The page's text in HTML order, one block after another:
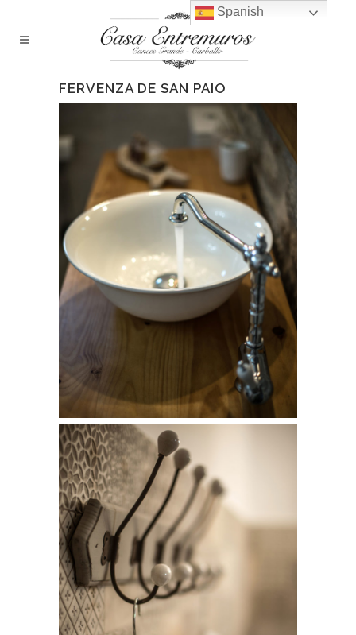
FERVENZA DE SAN PAIO
Spanish